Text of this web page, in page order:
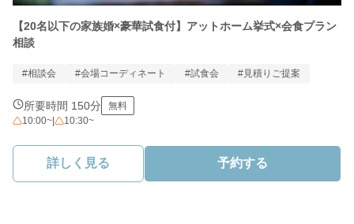
【20名以下の家族婚×豪華試食付】アットホーム挙式×会食プラン
相談
#相談会 #会場コーディネート #試食会 #見積りご提案
所要時間 150分
無料
10:00~
10:30~
詳しく見る 予約する